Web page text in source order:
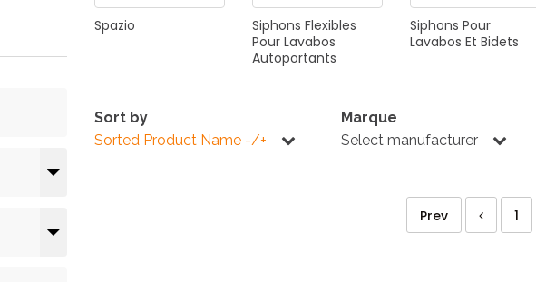
BONDES ACCESSORIES
NEWS 2025
Spazio Siphons Flexibles
Pour Lavabos
Autoportants
Siphons Pour
Lavabos Et Bidets
Sort by
Sorted Product Name -/+
Marque
Select manufacturer
Prev 1